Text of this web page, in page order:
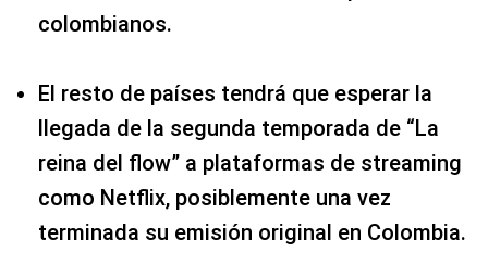
colombianos.
El resto de países tendrá que esperar la
llegada de la segunda temporada de “La
reina del flow” a plataformas de streaming
como Netflix, posiblemente una vez
terminada su emisión original en Colombia.